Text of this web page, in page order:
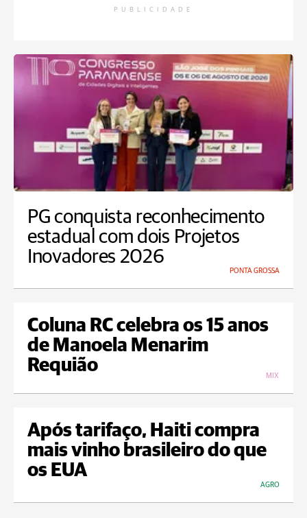
PUBLICIDADE
PG conquista reconhecimento
estadual com dois Projetos
Inovadores 2026
PONTA GROSSA
Coluna RC celebra os 15 anos
de Manoela Menarim
Requião
MIX
Após tarifaço, Haiti compra
mais vinho brasileiro do que
os EUA
AGRO